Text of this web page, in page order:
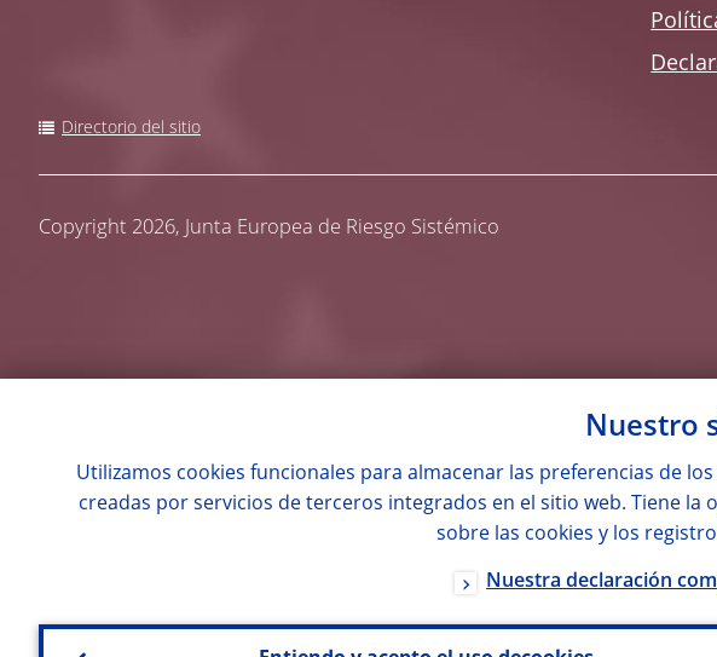
Directorio del sitio
Copyright 2026, Junta Europea de Riesgo Sistémico
Nuestro
Utilizamos cookies funcionales para almacenar las preferencias de
creadas por servicios de terceros integrados en el sitio web. Tiene
sobre las cookies y los
Nuestra declaración